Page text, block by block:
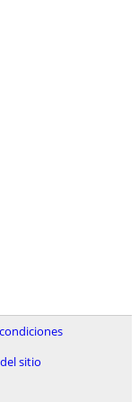
condiciones
sitio